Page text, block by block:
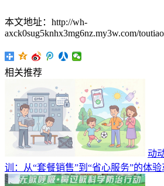
本文地址：http://wh-
axck0sug5knhx3mg6nz.my3w.com/
相关推荐
动
训：从“套餐销售”到“省心服务”的体验